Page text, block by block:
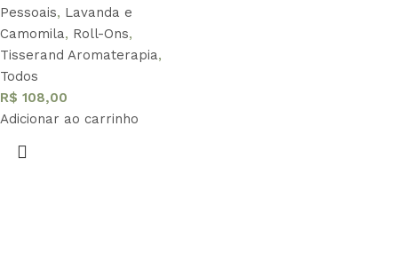
Pessoais, Lavanda e
Camomila, Roll-Ons,
Tisserand Aromaterapia,
Todos
R$ 108,00
Adicionar ao carrinho